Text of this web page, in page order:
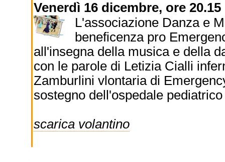
Venerdì 16 dicembre, ore
L'associazione Danza e
beneficenza pro
all'insegna della musica e della
con le parole di Letizia Cialli
Zamburlini vlontaria di
sostegno dell'ospedale
scarica volantino